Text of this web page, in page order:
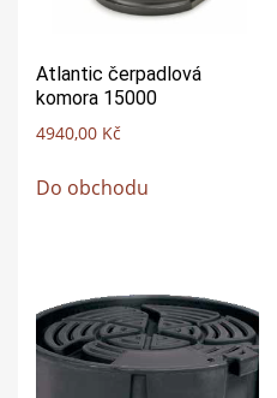
Atlantic čerpadlová
komora 15000
4940,00 Kč
Do obchodu